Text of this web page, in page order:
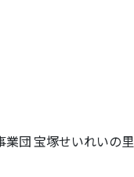
業団 宝塚せいれいの里